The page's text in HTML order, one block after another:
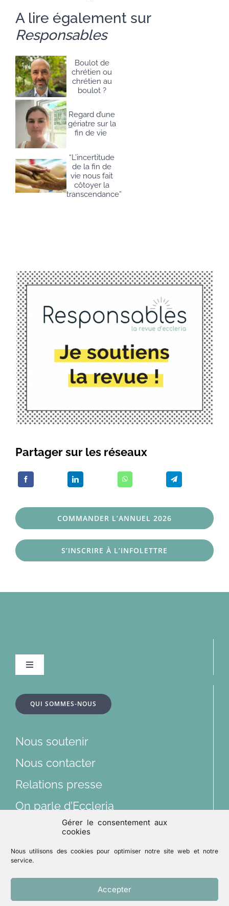
Gérer le consentement aux
cookies
Nous utilisons des cookies pour optimiser notre site web et notre
service.
Accepter
A lire également sur
Responsables
Boulot de
chrétien ou
chrétien au
boulot ?
Regard d’une
gériatre sur la
fin de vie
“L’incertitude
de la fin de
vie nous fait
côtoyer la
transcendance”
Partager sur les réseaux
COMMANDER L’ANNUEL 2026
S’INSCRIRE À L’INFOLETTRE
Navigation
À la une
Articles
Archives
QUI SOMMES-NOUS
Nous soutenir
Nous contacter
Relations presse
On parle d’Eccleria
Nous suivre sur les réseaux sociaux
Mentions légales